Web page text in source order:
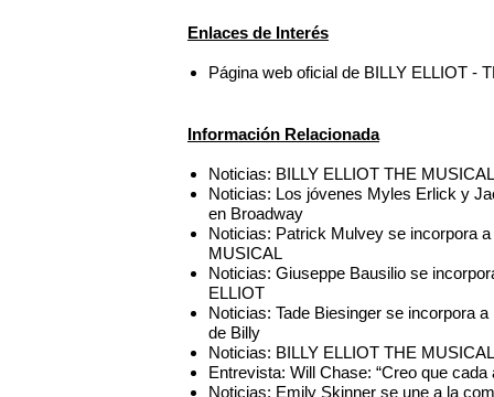
Enlaces de Interés
Página web oficial de BILLY ELLIOT -
Información Relacionada
Noticias: BILLY ELLIOT THE
Noticias: Los jóvenes Myles Erlick y
en Broadway
Noticias: Patrick Mulvey se incorpora
MUSICAL
Noticias: Giuseppe Bausilio se
ELLIOT
Noticias: Tade Biesinger se incorpora
de Billy
Noticias: BILLY ELLIOT THE
Entrevista: Will Chase: “Creo que
Noticias: Emily Skinner se une a la